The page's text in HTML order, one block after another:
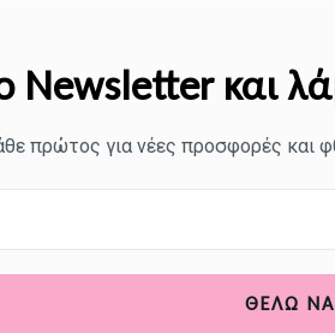
Newsletter και
πρώτος για νέες προσφορές και
ΘΈΛΩ